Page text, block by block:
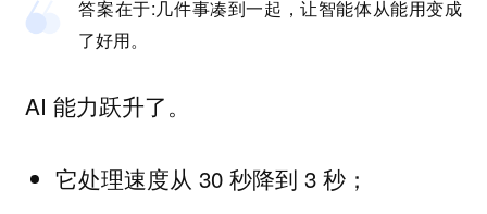
答案在于:几件事凑到一起，让智能体从能用变成
了好用。
AI 能力跃升了。
它处理速度从 30 秒降到 3 秒；